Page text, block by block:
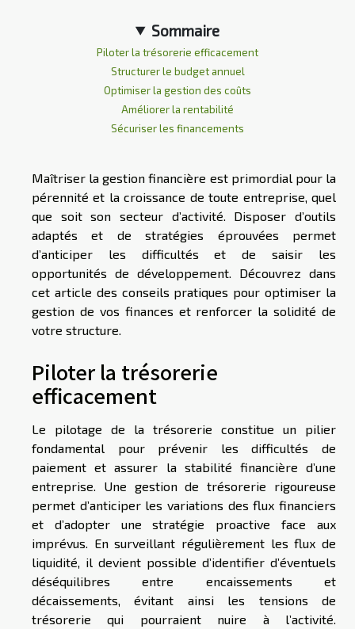
Sommaire
Piloter la trésorerie efficacement
Structurer le budget annuel
Optimiser la gestion des coûts
Améliorer la rentabilité
Sécuriser les financements
Maîtriser la gestion financière est primordial pour la
pérennité et la croissance de toute entreprise, quel
que soit son secteur d’activité. Disposer d’outils
adaptés et de stratégies éprouvées permet
d’anticiper les difficultés et de saisir les
opportunités de développement. Découvrez dans
cet article des conseils pratiques pour optimiser la
gestion de vos finances et renforcer la solidité de
votre structure.
Piloter la trésorerie
efficacement
Le pilotage de la trésorerie constitue un pilier
fondamental pour prévenir les difficultés de
paiement et assurer la stabilité financière d’une
entreprise. Une gestion de trésorerie rigoureuse
permet d’anticiper les variations des flux financiers
et d’adopter une stratégie proactive face aux
imprévus. En surveillant régulièrement les flux de
liquidité, il devient possible d’identifier d’éventuels
déséquilibres entre encaissements et
décaissements, évitant ainsi les tensions de
trésorerie qui pourraient nuire à l’activité.